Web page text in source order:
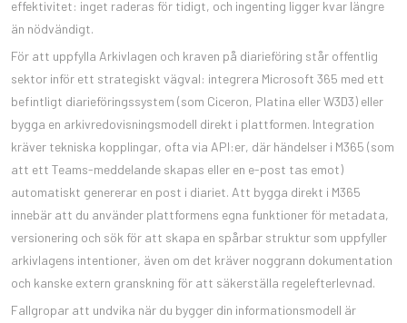
effektivitet: inget raderas för tidigt, och ingenting ligger kvar längre
än nödvändigt.
För att uppfylla Arkivlagen och kraven på diarieföring står offentlig
sektor inför ett strategiskt vägval: integrera Microsoft 365 med ett
befintligt diarieföringssystem (som Ciceron, Platina eller W3D3) eller
bygga en arkivredovisningsmodell direkt i plattformen. Integration
kräver tekniska kopplingar, ofta via API:er, där händelser i M365 (som
att ett Teams-meddelande skapas eller en e-post tas emot)
automatiskt genererar en post i diariet. Att bygga direkt i M365
innebär att du använder plattformens egna funktioner för metadata,
versionering och sök för att skapa en spårbar struktur som uppfyller
arkivlagens intentioner, även om det kräver noggrann dokumentation
och kanske extern granskning för att säkerställa regelefterlevnad.
Fallgropar att undvika när du bygger din informationsmodell är